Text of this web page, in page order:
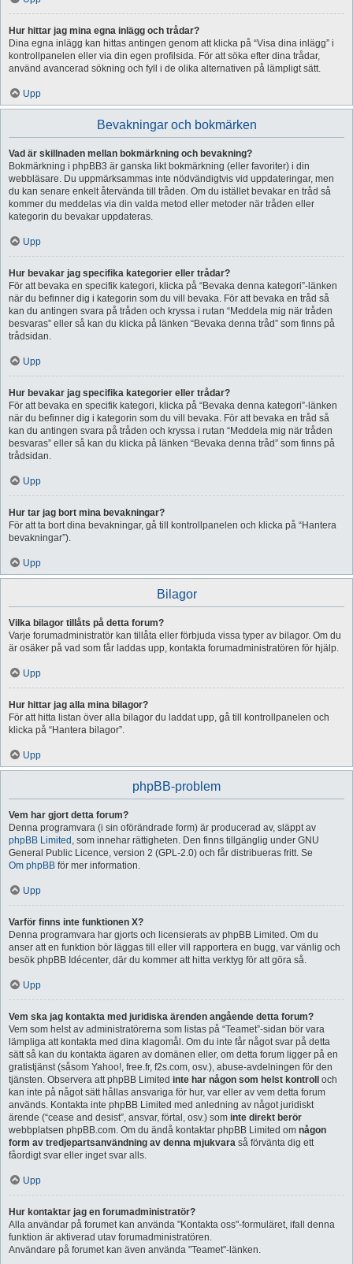
Hur hittar jag mina egna inlägg och trådar?
Dina egna inlägg kan hittas antingen genom att klicka på “Visa dina inlägg” i
kontrollpanelen eller via din egen profilsida. För att söka efter dina trådar,
använd avancerad sökning och fyll i de olika alternativen på lämpligt sätt.
Upp
Bevakningar och bokmärken
Vad är skillnaden mellan bokmärkning och bevakning?
Bokmärkning i phpBB3 är ganska likt bokmärkning (eller favoriter) i din
webbläsare. Du uppmärksammas inte nödvändigtvis vid uppdateringar, men
du kan senare enkelt återvända till tråden. Om du istället bevakar en tråd så
kommer du meddelas via din valda metod eller metoder när tråden eller
kategorin du bevakar uppdateras.
Upp
Hur bevakar jag specifika kategorier eller trådar?
För att bevaka en specifik kategori, klicka på “Bevaka denna kategori”-länken
när du befinner dig i kategorin som du vill bevaka. För att bevaka en tråd så
kan du antingen svara på tråden och kryssa i rutan “Meddela mig när tråden
besvaras” eller så kan du klicka på länken “Bevaka denna tråd” som finns på
trådsidan.
Upp
Hur bevakar jag specifika kategorier eller trådar?
För att bevaka en specifik kategori, klicka på “Bevaka denna kategori”-länken
när du befinner dig i kategorin som du vill bevaka. För att bevaka en tråd så
kan du antingen svara på tråden och kryssa i rutan “Meddela mig när tråden
besvaras” eller så kan du klicka på länken “Bevaka denna tråd” som finns på
trådsidan.
Upp
Hur tar jag bort mina bevakningar?
För att ta bort dina bevakningar, gå till kontrollpanelen och klicka på “Hantera
bevakningar”).
Upp
Bilagor
Vilka bilagor tillåts på detta forum?
Varje forumadministratör kan tillåta eller förbjuda vissa typer av bilagor. Om du
är osäker på vad som får laddas upp, kontakta forumadministratören för hjälp.
Upp
Hur hittar jag alla mina bilagor?
För att hitta listan över alla bilagor du laddat upp, gå till kontrollpanelen och
klicka på “Hantera bilagor”.
Upp
phpBB-problem
Vem har gjort detta forum?
Denna programvara (i sin oförändrade form) är producerad av, släppt av
phpBB Limited , som innehar rättigheten. Den finns tillgänglig under GNU
General Public Licence, version 2 (GPL-2.0) och får distribueras fritt. Se
Om phpBB för mer information.
Upp
Varför finns inte funktionen X?
Denna programvara har gjorts och licensierats av phpBB Limited. Om du
anser att en funktion bör läggas till eller vill rapportera en bugg, var vänlig och
besök phpBB Idécenter, där du kommer att hitta verktyg för att göra så.
Upp
Vem ska jag kontakta med juridiska ärenden angående detta forum?
Vem som helst av administratörerna som listas på “Teamet”-sidan bör vara
lämpliga att kontakta med dina klagomål. Om du inte får något svar på detta
sätt så kan du kontakta ägaren av domänen eller, om detta forum ligger på en
gratistjänst (såsom Yahoo!, free.fr, f2s.com, osv.), abuse-avdelningen för den
tjänsten. Observera att phpBB Limited inte har någon som helst kontroll
och
kan inte på något sätt hållas ansvariga för hur, var eller av vem detta forum
används. Kontakta inte phpBB Limited med anledning av något juridiskt
ärende (“cease and desist”, ansvar, förtal, osv.) som inte direkt berör
webbplatsen phpBB.com. Om du ändå kontaktar phpBB Limited om någon
form av tredjepartsanvändning av denna mjukvara så förvänta dig ett
fåordigt svar eller inget svar alls.
Upp
Hur kontaktar jag en forumadministratör?
Alla användar på forumet kan använda "Kontakta oss"-formuläret, ifall denna
funktion är aktiverad utav forumadministratören.
Användare på forumet kan även använda "Teamet"-länken.